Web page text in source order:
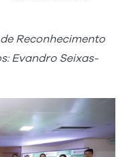
Reconhecimento
Evandro Seixas-